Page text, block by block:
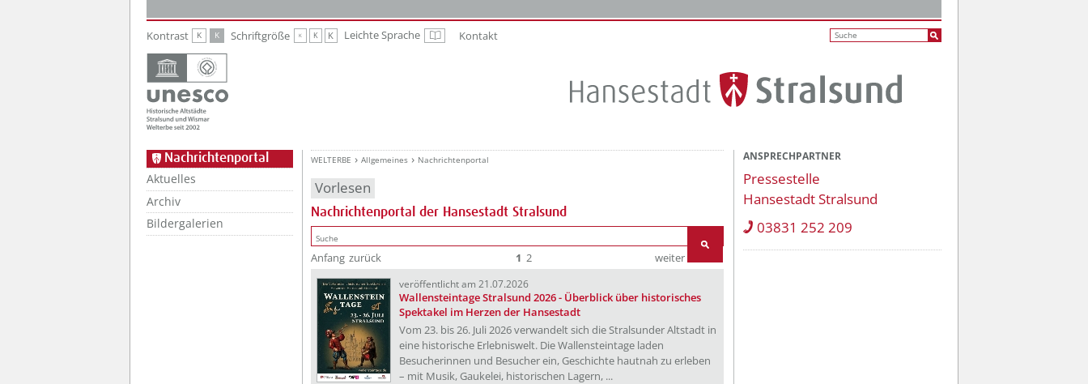
Kontrast K K Schriftgröße K K K Leichte Sprache Leichte Sprache
Kontakt
Nachrichtenportal
Aktuelles
Archiv
Bildergalerien
WELTERBE Allgemeines Nachrichtenportal
Vorlesen
Nachrichtenportal der Hansestadt Stralsund
Anfang zurück 1 2 weiter
veröffentlicht am 21.07.2026
Wallensteintage Stralsund 2026 - Überblick über historisches
Spektakel im Herzen der Hansestadt
Vom 23. bis 26. Juli 2026 verwandelt sich die Stralsunder Altstadt in
eine historische Erlebniswelt. Die Wallensteintage laden
Besucherinnen und Besucher ein, Geschichte hautnah zu erleben
– mit Musik, Gaukelei, historischen Lagern, ...
ANSPRECHPARTNER
Pressestelle
Hansestadt Stralsund
03831 252 209